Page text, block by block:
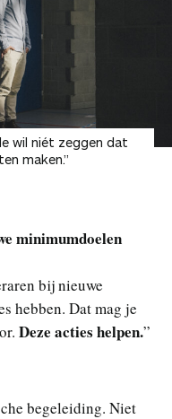
wil niét zeggen dat
maken.”
minimumdoelen
bij nieuwe
hebben. Dat mag je
Deze acties helpen.”
begeleiding. Niet